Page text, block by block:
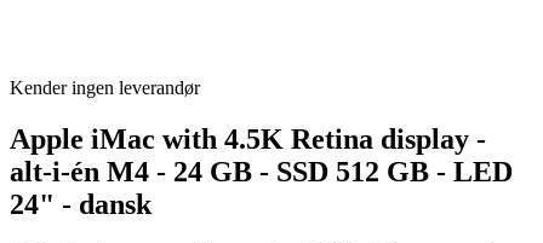
Kender ingen leverandør
Apple iMac with 4.5K Retina display -
alt-i-én M4 - 24 GB - SSD 512 GB - LED
24" - dansk